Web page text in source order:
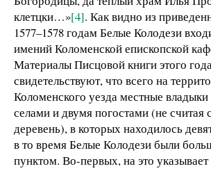
клетцки…»[4]. Как видно из
1577–1578 годам Белые Колодези
имений Коломенской епископской
Материалы Писцовой книги этого
свидетельствуют, что всего на
Коломенского уезда местные
селами и двумя погостами (не считая
деревень), в которых находилось
в то время Белые Колодези были
пунктом. Во-первых, на это